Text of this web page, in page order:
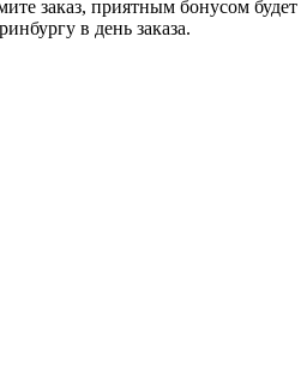
заказ, приятным бонусом будет
в день заказа.